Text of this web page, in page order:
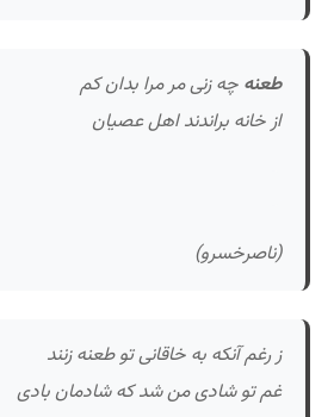
طعنه چه زنی مر مرا بدان کم
از خانه براندند اهل عصیان
(ناصرخسرو)
ز رغم آنکه به خاقانی تو طعنه زنند
غم تو شادی من شد که شادمان بادی